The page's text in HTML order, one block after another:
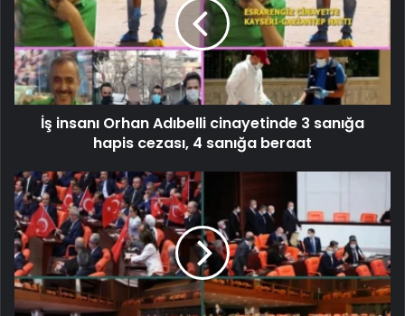
İş insanı Orhan Adıbelli cinayetinde 3 sanığa
hapis cezası, 4 sanığa beraat